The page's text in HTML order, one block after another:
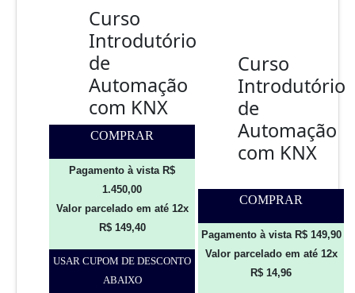
Curso
Introdutório
de
Automação
com KNX
COMPRAR
Pagamento à vista R$
1.450,00
Valor parcelado em até 12x
R$ 149,40
USAR CUPOM DE DESCONTO
ABAIXO
Curso
Introdutório
de
Automação
com KNX
COMPRAR
Pagamento à vista R$ 149,90
Valor parcelado em até 12x
R$ 14,96